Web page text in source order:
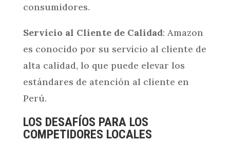
consumidores.
Servicio al Cliente de Calidad: Amazon
es conocido por su servicio al cliente de
alta calidad, lo que puede elevar los
estándares de atención al cliente en
Perú.
LOS DESAFÍOS PARA LOS
COMPETIDORES LOCALES